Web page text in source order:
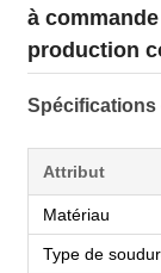
à
production
Attribut
Matériau
Type de